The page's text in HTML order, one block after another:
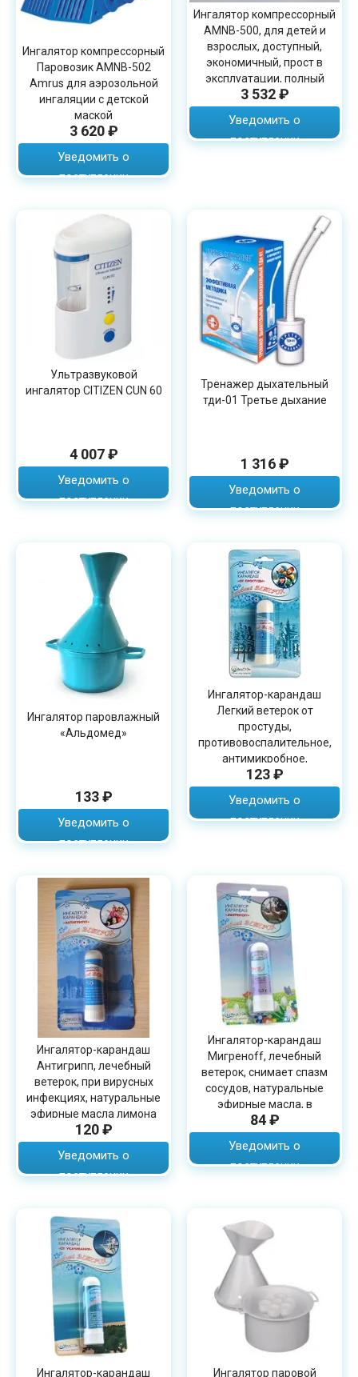
Ингалятор компрессорный
Паровозик AMNB-502
Amrus для аэрозольной
ингаляции с детской
маской
3 620 ₽
Уведомить о
поступлении
Ингалятор компрессорный
AMNB-500, для детей и
взрослых, доступный,
экономичный, прост в
эксплуатации, полный
комплект
3 532 ₽
Уведомить о
поступлении
Ультразвуковой
ингалятор CITIZEN CUN 60
4 007 ₽
Уведомить о
поступлении
Тренажер дыхательный
тди-01 Третье дыхание
1 316 ₽
Уведомить о
поступлении
Ингалятор паровлажный
«Альдомед»
133 ₽
Уведомить о
поступлении
Ингалятор-карандаш
Легкий ветерок от
простуды,
противовоспалительное,
антимикробное,
противовирусное
действие, 1.3 г
123 ₽
Уведомить о
поступлении
Ингалятор-карандаш
Антигрипп, лечебный
ветерок, при вирусных
инфекциях, натуральные
эфирные масла лимона
мяты, 1.3 г
120 ₽
Уведомить о
поступлении
Ингалятор-карандаш
Мигренoff, лечебный
ветерок, снимает спазм
сосудов, натуральные
эфирные масла, в
упаковке 1 шт, 1.3 г
84 ₽
Уведомить о
поступлении
Ингалятор-карандаш Ингалятор паровой